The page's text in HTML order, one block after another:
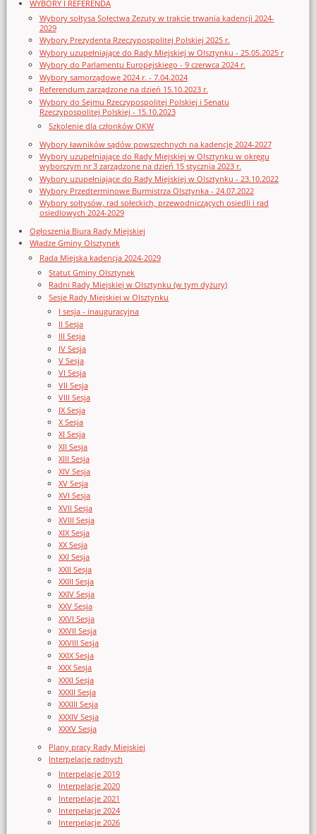
WYBORY I REFERENDA
Wybory sołtysa Sołectwa Zezuty w trakcie trwania kadencji 2024-
2029
Wybory Prezydenta Rzeczypospolitej Polskiej 2025 r.
Wybory uzupełniające do Rady Miejskiej w Olsztynku - 25.05.2025 r
Wybory do Parlamentu Europejskiego - 9 czerwca 2024 r.
Wybory samorządowe 2024 r. - 7.04.2024
Referendum zarządzone na dzień 15.10.2023 r.
Wybory do Sejmu Rzeczypospolitej Polskiej i Senatu
Rzeczypospolitej Polskiej - 15.10.2023
Szkolenie dla członków OKW
Wybory ławników sądów powszechnych na kadencję 2024-2027
Wybory uzupełniające do Rady Miejskiej w Olsztynku w okręgu
wyborczym nr 3 zarządzone na dzień 15 stycznia 2023 r.
Wybory uzupełniające do Rady Miejskiej w Olsztynku - 23.10.2022
Wybory Przedterminowe Burmistrza Olsztynka - 24.07.2022
Wybory sołtysów, rad sołeckich, przewodniczących osiedli i rad
osiedlowych 2024-2029
Ogłoszenia Biura Rady Miejskiej
Władze Gminy Olsztynek
Rada Miejska kadencja 2024-2029
Statut Gminy Olsztynek
Radni Rady Miejskiej w Olsztynku (w tym dyżury)
Sesje Rady Miejskiej w Olsztynku
I sesja - inauguracyjna
II Sesja
III Sesja
IV Sesja
V Sesja
VI Sesja
VII Sesja
VIII Sesja
IX Sesja
X Sesja
XI Sesja
XII Sesja
XIII Sesja
XIV Sesja
XV Sesja
XVI Sesja
XVII Sesja
XVIII Sesja
XIX Sesja
XX Sesja
XXI Sesja
XXII Sesja
XXIII Sesja
XXIV Sesja
XXV Sesja
XXVI Sesja
XXVII Sesja
XXVIII Sesja
XXIX Sesja
XXX Sesja
XXXI Sesja
XXXII Sesja
XXXIII Sesja
XXXIV Sesja
XXXV Sesja
Plany pracy Rady Miejskiej
Interpelacje radnych
Interpelacje 2019
Interpelacje 2020
Interpelacje 2021
Interpelacje 2024
Interpelacje 2026